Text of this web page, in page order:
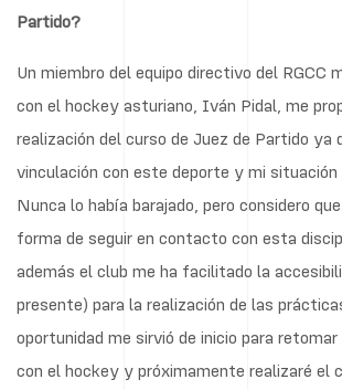
Partido?
Un miembro del equipo directivo del RGCC
con el hockey asturiano, Iván Pidal, me
realización del curso de Juez de Partido ya
vinculación con este deporte y mi
Nunca lo había barajado, pero considero
forma de seguir en contacto con esta
además el club me ha facilitado la
presente) para la realización de las
oportunidad me sirvió de inicio para
con el hockey y próximamente realizaré el